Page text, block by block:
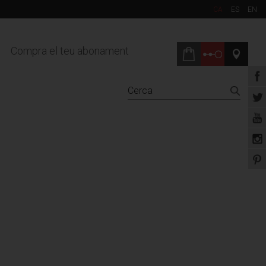
CA ES EN
Compra el teu abonament